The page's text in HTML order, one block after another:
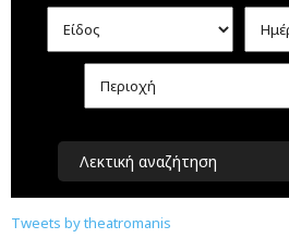
Λεκτική αναζήτηση
Tweets by theatromanis